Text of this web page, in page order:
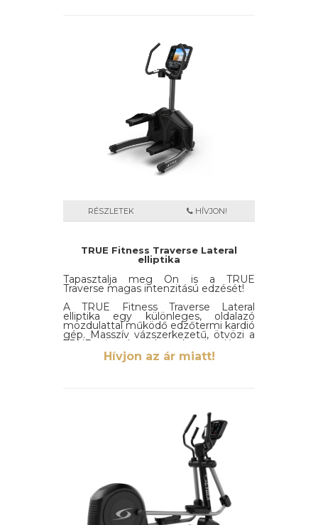
RÉSZLETEK HÍVJON!
TRUE Fitness Traverse Lateral
elliptika
Tapasztalja meg Ön is a TRUE
Traverse magas intenzitású edzését!
A TRUE Fitness Traverse Lateral
elliptika egy különleges, oldalazó
mozdulattal működő edzőtermi kardió
gép. Masszív vázszerkezetű, ötvözi a
TRUE minőséget és szakmai tudást.
Hívjon az ár miatt!